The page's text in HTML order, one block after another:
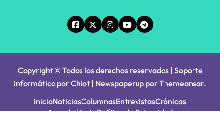
Copyright © Todos los derechos reservados | Soporte
informático por Chiot | Newspaperup porThemeansar.
InicioNoticiasColumnasEntrevistasCrónicas
Agenda NortePolítica de Privacidad